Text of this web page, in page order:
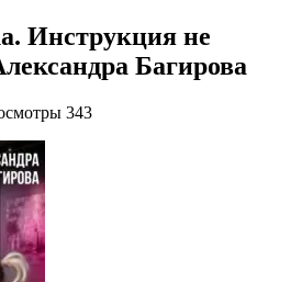
Инструкция не
Багирова
343